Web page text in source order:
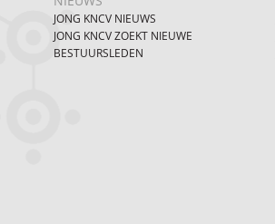
JONG KNCV NIEUWS
JONG KNCV ZOEKT NIEUWE
BESTUURSLEDEN